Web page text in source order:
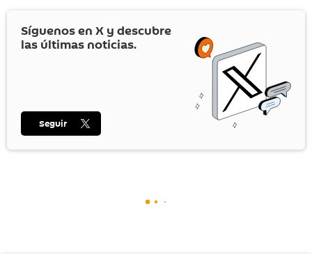
Síguenos en X y descubre
las últimas noticias.
Seguir